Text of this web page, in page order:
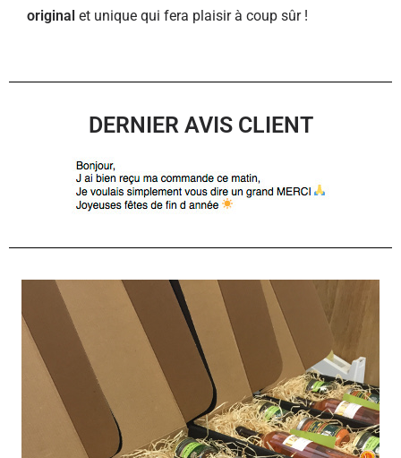
original et unique qui fera plaisir à coup sûr !
DERNIER AVIS CLIENT